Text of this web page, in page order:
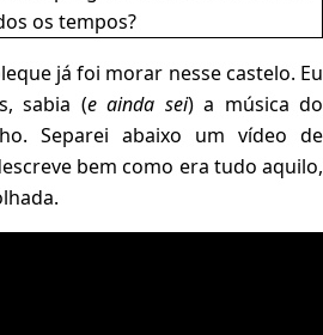
já foi morar nesse castelo. Eu
sabia (e ainda sei) a música do
Separei abaixo um vídeo de
bem como era tudo aquilo,